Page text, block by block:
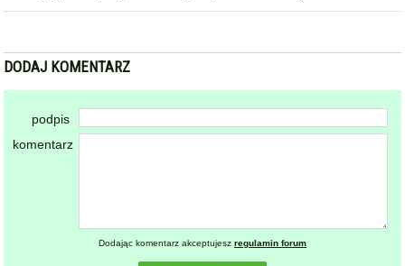
DODAJ KOMENTARZ
podpis
komentarz
Dodając komentarz akceptujesz regulamin forum